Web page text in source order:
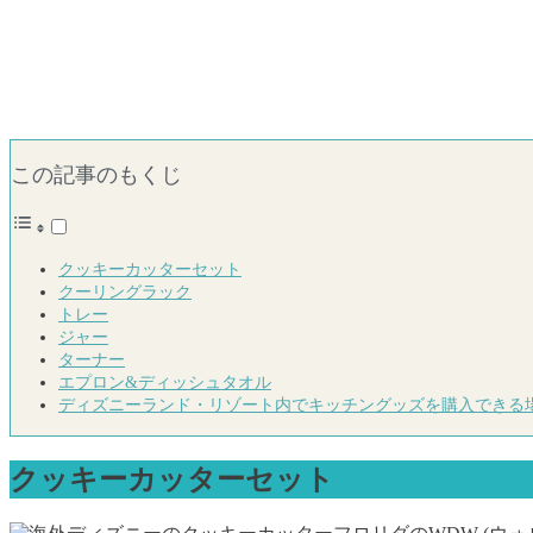
この記事のもくじ
クッキーカッターセット
クーリングラック
トレー
ジャー
ターナー
エプロン&ディッシュタオル
ディズニーランド・リゾート内でキッチングッズを購入できる
クッキーカッターセット